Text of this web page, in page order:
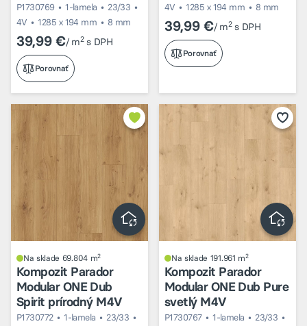
Porovnať
P1730769 1-lamela
23/33
4V
1285 x 194 mm 8 mm
39,99 €/ m2s DPH
Porovnať
4V
1285 x 194 mm 8 mm
39,99 €/ m2s DPH
Na sklade 69.804 m2
Kompozit Parador
Modular ONE Dub
Spirit prírodný M4V
P1730772 1-lamela
23/33
Na sklade 191.961 m2
Kompozit Parador
Modular ONE Dub Pure
svetlý M4V
P1730767 1-lamela
23/33